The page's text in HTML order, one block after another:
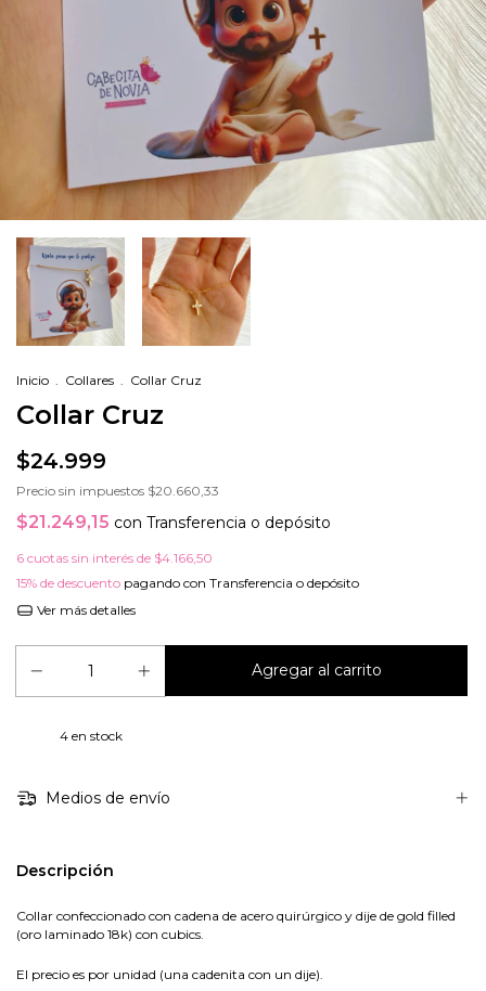
Inicio . Collares . Collar Cruz
Collar Cruz
$24.999
Precio sin impuestos $20.660,33
$21.249,15 con Transferencia o depósito
6 cuotas sin interés de $4.166,50
15% de descuento pagando con Transferencia o depósito
Ver más detalles
4en stock
Medios de envío
Descripción
Collar confeccionado con cadena de acero quirúrgico y dije de gold filled
(oro laminado 18k) con cubics.
El precio es por unidad (una cadenita con un dije).